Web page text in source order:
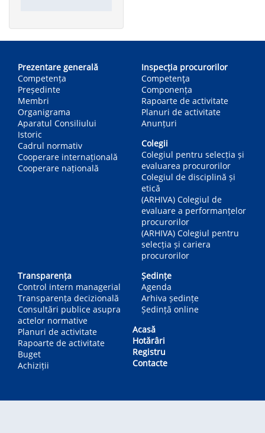
navigation
Prezentare generală
Competența
Președinte
Membri
Organigrama
Aparatul Consiliului
Istoric
Cadrul normativ
Cooperare internațională
Cooperare națională
Inspecția procurorilor
Competenţa
Componența
Rapoarte de activitate
Planuri de activitate
Anunțuri
Colegii
Colegiul pentru selecția și
evaluarea procurorilor
Colegiul de disciplină și
etică
(ARHIVA) Colegiul de
evaluare a performanțelor
procurorilor
(ARHIVA) Colegiul pentru
selecția și cariera
procurorilor
Transparența
Control intern managerial
Transparența decizională
Consultări publice asupra
actelor normative
Planuri de activitate
Rapoarte de activitate
Buget
Achiziții
Ședințe
Agenda
Arhiva ședințe
Ședință online
Acasă
Hotărâri
Registru
Contacte